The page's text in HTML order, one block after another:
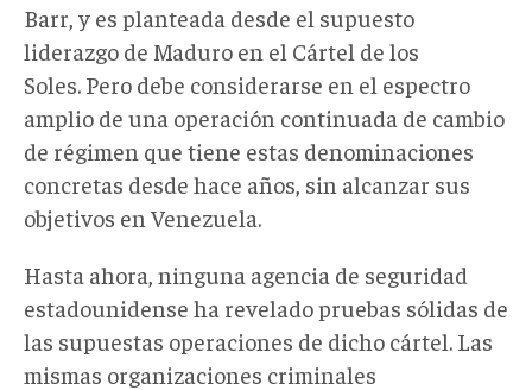
Barr, y es planteada desde el supuesto
liderazgo de Maduro en el Cártel de los
Soles. Pero debe considerarse en el espectro
amplio de una operación continuada de cambio
de régimen que tiene estas denominaciones
concretas desde hace años, sin alcanzar sus
objetivos en Venezuela.
Hasta ahora, ninguna agencia de seguridad
estadounidense ha revelado pruebas sólidas de
las supuestas operaciones de dicho cártel. Las
mismas organizaciones criminales